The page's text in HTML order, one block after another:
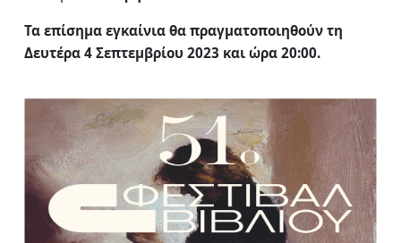
Τα επίσημα εγκαίνια θα πραγματοποιηθούν τη
Δευτέρα 4 Σεπτεμβρίου 2023 και ώρα 20:00.